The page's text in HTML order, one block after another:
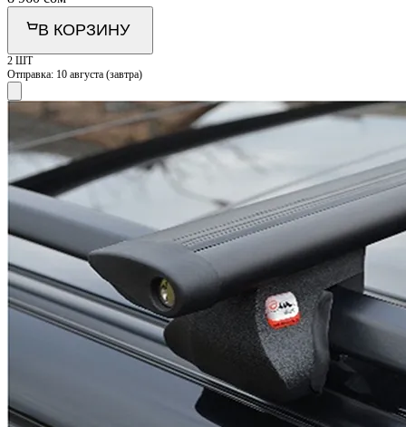
В КОРЗИНУ
2 ШТ
Отправка: 10 августа (завтра)